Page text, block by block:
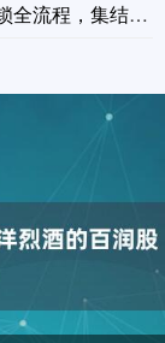
，集结全渠道，